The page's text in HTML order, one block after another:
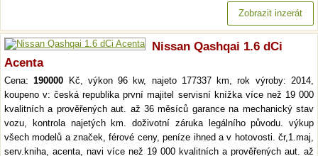
Zobrazit inzerát
Nissan Qashqai 1.6 dCi
Acenta
Cena:190000 Kč, výkon 96 kw, najeto 177337 km, rok výroby: 2014,
koupeno v: česká republika první majitel servisní knížka více než 19 000
kvalitních a prověřených aut. až 36 měsíců garance na mechanický stav
vozu, kontrola najetých km. doživotní záruka legálního původu. výkup
všech modelů a značek, férové ceny, peníze ihned a v hotovosti. čr,1.maj,
serv.kniha, acenta, navi více než 19 000 kvalitních a prověřených aut. až